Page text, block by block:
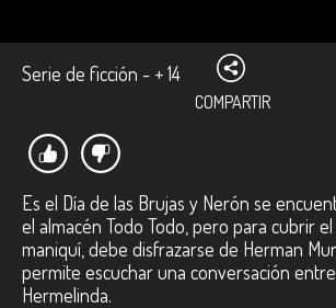
Serie de ficción - + 14
COMPARTIR
Es el Día de las Brujas y Nerón se
el almacén Todo Todo, pero para cubrir
maniquí, debe disfrazarse de Herman
permite escuchar una conversación
Hermelinda.